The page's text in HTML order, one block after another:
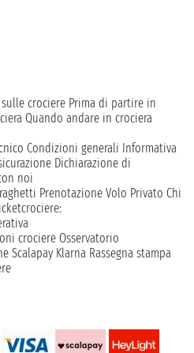
crociere Prima di partire in
Quando andare in crociera
Condizioni generali Informativa
Dichiarazione di
noi
Prenotazione Volo Privato Chi
crociere Osservatorio
Scalapay Klarna Rassegna stampa